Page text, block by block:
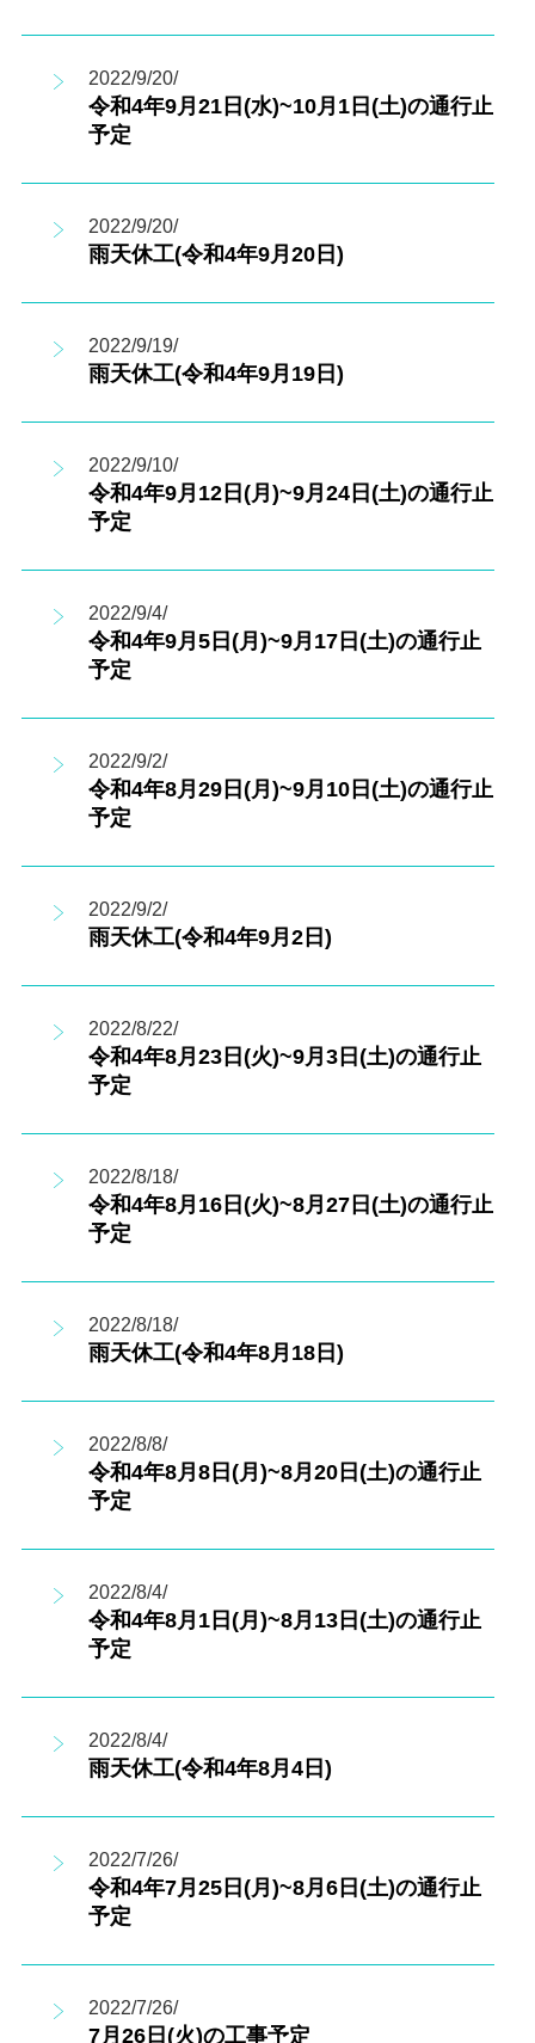
2022/9/20/
令和4年9月21日(水)~10月1日(土)の通行止
予定
2022/9/20/
雨天休工(令和4年9月20日)
2022/9/19/
雨天休工(令和4年9月19日)
2022/9/10/
令和4年9月12日(月)~9月24日(土)の通行止
予定
2022/9/4/
令和4年9月5日(月)~9月17日(土)の通行止
予定
2022/9/2/
令和4年8月29日(月)~9月10日(土)の通行止
予定
2022/9/2/
雨天休工(令和4年9月2日)
2022/8/22/
令和4年8月23日(火)~9月3日(土)の通行止
予定
2022/8/18/
令和4年8月16日(火)~8月27日(土)の通行止
予定
2022/8/18/
雨天休工(令和4年8月18日)
2022/8/8/
令和4年8月8日(月)~8月20日(土)の通行止
予定
2022/8/4/
令和4年8月1日(月)~8月13日(土)の通行止
予定
2022/8/4/
雨天休工(令和4年8月4日)
2022/7/26/
令和4年7月25日(月)~8月6日(土)の通行止
予定
2022/7/26/
7月26日(火)の工事予定